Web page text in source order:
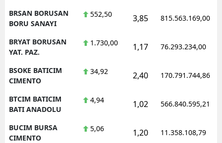
BRSAN BORUSAN
BORU SANAYI
552,50 3,85 815.563.169,00
BRYAT BORUSAN
YAT. PAZ.
1.730,00 1,17 76.293.234,00
BSOKE BATICIM
CIMENTO
34,92 2,40 170.791.744,86
BTCIM BATICIM
BATI ANADOLU
4,94 1,02 566.840.595,21
BUCIM BURSA
CIMENTO
5,06 1,20 11.358.108,79